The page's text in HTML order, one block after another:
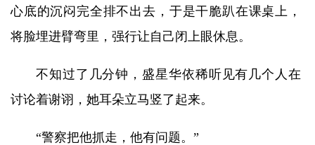
心底的沉闷完全排不出去，于是干脆趴在课桌上，
将脸埋进臂弯里，强行让自己闭上眼休息。
不知过了几分钟，盛星华依稀听见有几个人在
讨论着谢诩，她耳朵立马竖了起来。
“警察把他抓走，他有问题。”